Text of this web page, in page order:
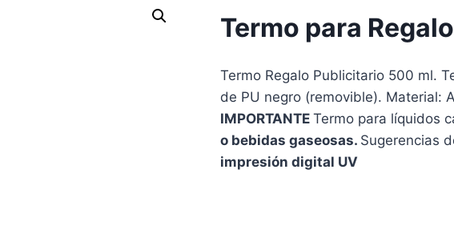
Termo para
Termo Regalo Publicitario 500 ml.
de PU negro (removible). Material:
IMPORTANTE Termo para líquidos
o bebidas gaseosas. Sugerencias
impresión digital UV